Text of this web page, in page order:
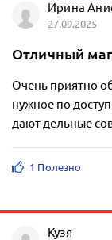
Ирина
27.09.2025
Отличный
Очень приятно
нужное по
дают дельные
1 Полезно
Кузя